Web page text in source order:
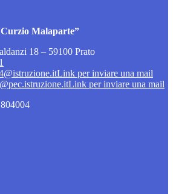
Malaparte”
18 – 59100 Prato
Link per inviare una mail
Link per inviare una mail